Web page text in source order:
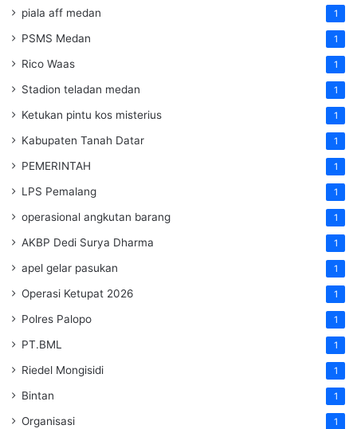
piala aff medan 1
PSMS Medan 1
Rico Waas 1
Stadion teladan medan 1
Ketukan pintu kos misterius 1
Kabupaten Tanah Datar 1
PEMERINTAH 1
LPS Pemalang 1
operasional angkutan barang 1
AKBP Dedi Surya Dharma 1
apel gelar pasukan 1
Operasi Ketupat 2026 1
Polres Palopo 1
PT.BML 1
Riedel Mongisidi 1
Bintan 1
Organisasi 1